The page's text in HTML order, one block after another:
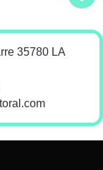
35780 LA